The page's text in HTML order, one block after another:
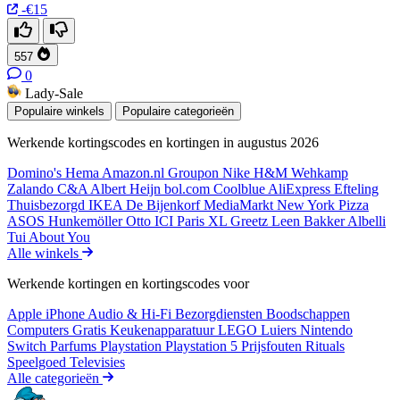
-€15
557
0
Lady-Sale
Populaire winkels Populaire categorieën
Werkende kortingscodes en kortingen in augustus 2026
Domino's Hema Amazon.nl Groupon Nike H&M Wehkamp
Zalando C&A Albert Heijn bol.com Coolblue AliExpress Efteling
Thuisbezorgd IKEA De BijenkorfMediaMarkt New York Pizza
ASOS HunkemöllerOtto ICI Paris XL Greetz Leen BakkerAlbelli
Tui About You
Alle winkels
Werkende kortingen en kortingscodes voor
Apple iPhone Audio & Hi-Fi Bezorgdiensten Boodschappen
Computers Gratis KeukenapparatuurLEGO Luiers Nintendo
Switch Parfums Playstation Playstation 5 Prijsfouten Rituals
Speelgoed Televisies
Alle categorieën